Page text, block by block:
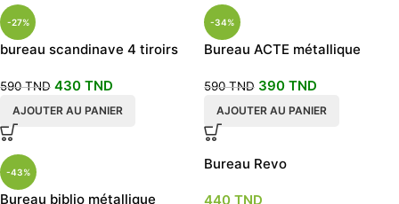
-27%
bureau scandinave 4 tiroirs
590TND 430 TND
AJOUTER AU PANIER
-34%
Bureau ACTE métallique
590TND 390 TND
AJOUTER AU PANIER
-43%
Bureau biblio métallique
Bureau Revo
440 TND